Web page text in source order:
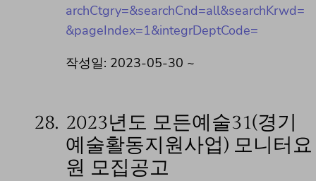
archCtgry=&searchCnd=all&searchKrwd=
&pageIndex=1&integrDeptCode=
작성일: 2023-05-30 ~
28. 2023년도 모든예술31(경기
예술활동지원사업) 모니터요
원 모집공고